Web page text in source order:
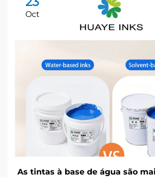
Oct
As tintas à base de água são